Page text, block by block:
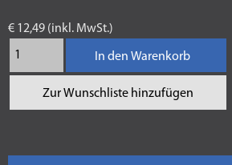
€ 12,49 (inkl. MwSt.)
In den Warenkorb
Zur Wunschliste hinzufügen